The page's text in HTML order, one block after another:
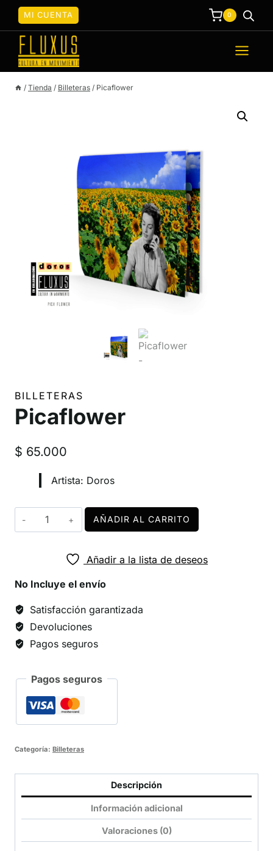
Saltar
contenido
MI CUENTA 0
/ Tienda / Billeteras / Picaflower
BILLETERAS
Picaflower
$ 65.000
Artista: Doros
Picaflower
cantidad
AÑADIR AL CARRITO
Añadir a la lista de deseos
No Incluye el envío
Satisfacción garantizada
Devoluciones
Pagos seguros
Pagos seguros
Categoría: Billeteras
Descripción
Información adicional
Valoraciones (0)